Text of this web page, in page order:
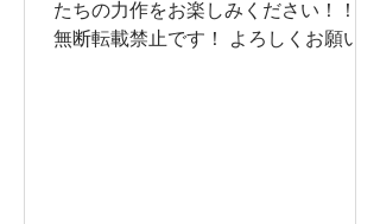
たちの力作をお楽しみください！！ ※
無断転載禁止です！ よろしくお願いし